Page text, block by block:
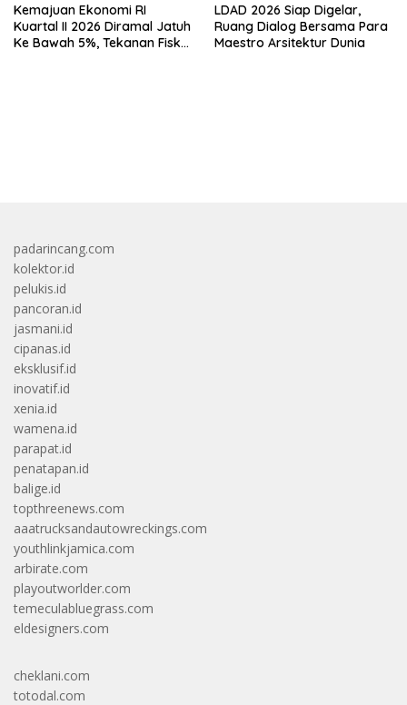
Kemajuan Ekonomi RI
Kuartal II 2026 Diramal Jatuh
Ke Bawah 5%, Tekanan Fiskal
LDAD 2026 Siap Digelar,
Ruang Dialog Bersama Para
Maestro Arsitektur Dunia
padarincang.com
kolektor.id
pelukis.id
pancoran.id
jasmani.id
cipanas.id
eksklusif.id
inovatif.id
xenia.id
wamena.id
parapat.id
penatapan.id
balige.id
topthreenews.com
aaatrucksandautowreckings.com
youthlinkjamica.com
arbirate.com
playoutworlder.com
temeculabluegrass.com
eldesigners.com
cheklani.com
totodal.com